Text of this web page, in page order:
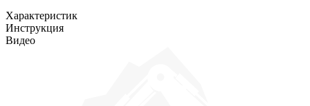
Характеристик
Инструкция
Видео